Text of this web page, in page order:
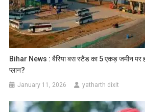
Bihar News : बैरिया बस स्टैंड का 5 एकड़ जमीन पर
प्लान?
January 11, 2026 yatharth dixit